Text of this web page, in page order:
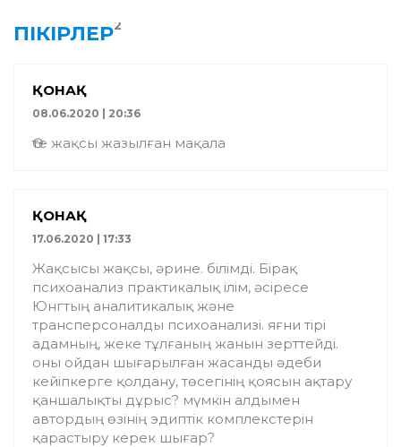
ПІКІРЛЕР2
ҚОНАҚ
08.06.2020 | 20:36
Өте жақсы жазылған мақала
ҚОНАҚ
17.06.2020 | 17:33
Жақсысы жақсы, әрине. білімді. Бірақ
психоанализ практикалық ілім, әсіресе
Юнгтың аналитикалық және
трансперсоналды психоанализі. яғни тірі
адамның, жеке тұлғаның жанын зерттейді.
оны ойдан шығарылған жасанды әдеби
кейіпкерге қолдану, төсегінің қоясын ақтару
қаншалықты дұрыс? мүмкін алдымен
автордың өзінің эдиптік комплекстерін
қарастыру керек шығар?